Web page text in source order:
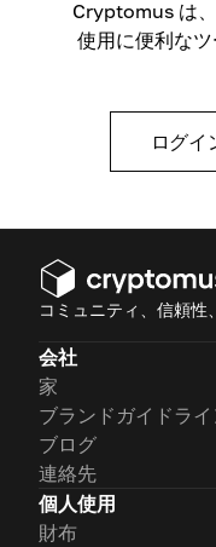
Cryptomus は
使用に便利な
ログイ
コミュニティ、信頼性
会社
家
ブランドガイドライ
ブログ
連絡先
個人使用
財布